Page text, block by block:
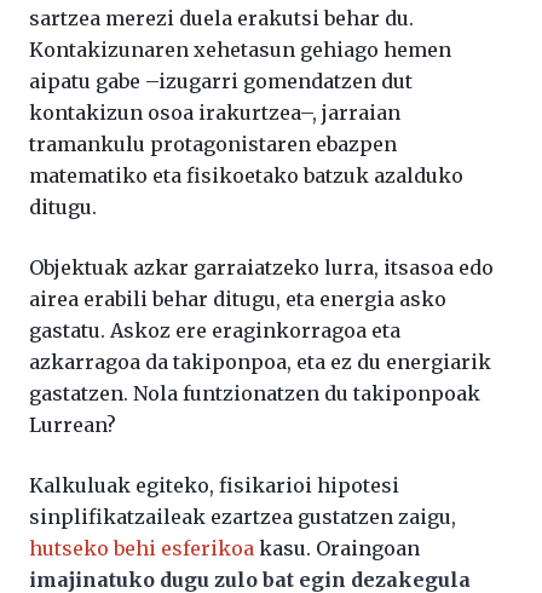
sartzea merezi duela erakutsi behar du.
Kontakizunaren xehetasun gehiago hemen
aipatu gabe –izugarri gomendatzen dut
kontakizun osoa irakurtzea–, jarraian
tramankulu protagonistaren ebazpen
matematiko eta fisikoetako batzuk azalduko
ditugu.
Objektuak azkar garraiatzeko lurra, itsasoa edo
airea erabili behar ditugu, eta energia asko
gastatu. Askoz ere eraginkorragoa eta
azkarragoa da takiponpoa, eta ez du energiarik
gastatzen. Nola funtzionatzen du takiponpoak
Lurrean?
Kalkuluak egiteko, fisikarioi hipotesi
sinplifikatzaileak ezartzea gustatzen zaigu,
hutseko behi esferikoa kasu. Oraingoan
imajinatuko dugu zulo bat egin dezakegula